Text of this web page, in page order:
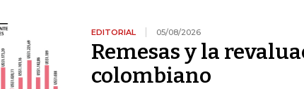
EDITORIAL 05/08/2026
Remesas y la
colombiano